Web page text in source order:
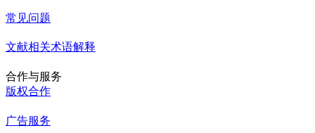
常见问题
文献相关术语解释
合作与服务
版权合作
广告服务